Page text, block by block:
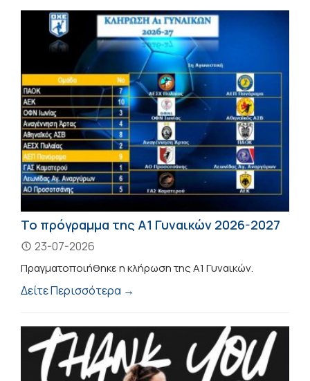
Το πρόγραμμα της Α1 Γυναικών 2026-2027
23-07-2026
Πραγματοποιήθηκε η κλήρωση της Α1 Γυναικών.
Δείτε Περισσότερα →